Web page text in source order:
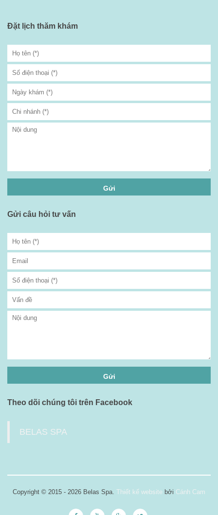
Đặt lịch thăm khám
Gửi câu hỏi tư vấn
Theo dõi chúng tôi trên Facebook
BELAS SPA
Copyright © 2015 - 2026 Belas Spa. Thiết kế website bởi Cánh Cam